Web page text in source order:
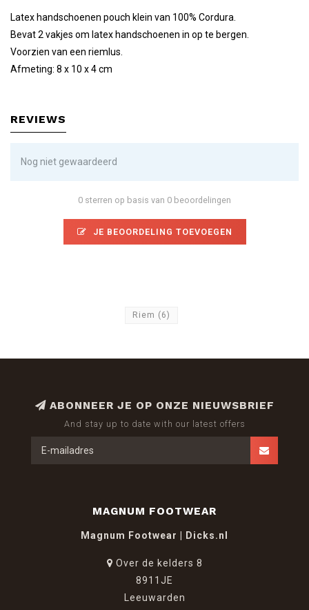
Latex handschoenen pouch klein van 100% Cordura.
Bevat 2 vakjes om latex handschoenen in op te bergen.
Voorzien van een riemlus.
Afmeting: 8 x 10 x 4 cm
REVIEWS
Nog niet gewaardeerd
0 sterren op basis van 0 beoordelingen
JE BEOORDELING TOEVOEGEN
Riem (6)
ABONNEER JE OP ONZE NIEUWSBRIEF
And stay up to date with our latest offers
MAGNUM FOOTWEAR
Magnum Footwear | Dicks.nl
Over de kelders 8
8911JE
Leeuwarden